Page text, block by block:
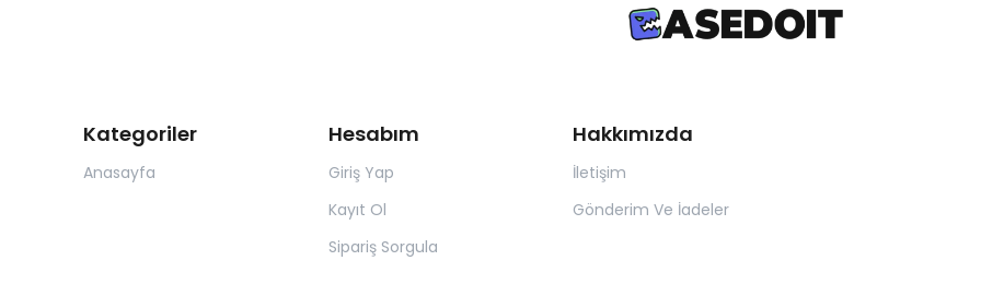
Kategoriler
Anasayfa
Hesabım
Giriş Yap
Kayıt Ol
Sipariş Sorgula
Hakkımızda
İletişim
Gönderim Ve İadeler